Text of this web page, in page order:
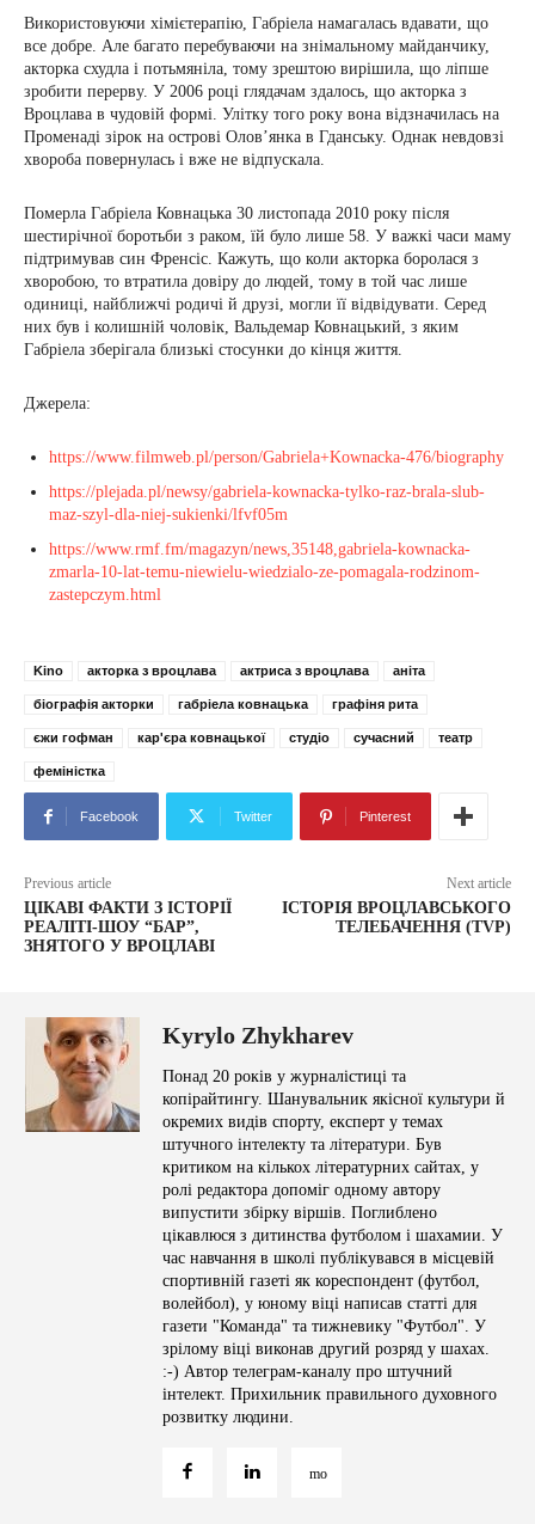
Використовуючи хімієтерапію, Габріела намагалась вдавати, що
все добре. Але багато перебуваючи на знімальному майданчику,
акторка схудла і потьмяніла, тому зрештою вирішила, що ліпше
зробити перерву. У 2006 році глядачам здалось, що акторка з
Вроцлава в чудовій формі. Улітку того року вона відзначилась на
Променаді зірок на острові Олов’янка в Гданську. Однак невдовзі
хвороба повернулась і вже не відпускала.
Померла Габріела Ковнацька 30 листопада 2010 року після
шестирічної боротьби з раком, їй було лише 58. У важкі часи маму
підтримував син Френсіс. Кажуть, що коли акторка боролася з
хворобою, то втратила довіру до людей, тому в той час лише
одиниці, найближчі родичі й друзі, могли її відвідувати. Серед
них був і колишній чоловік, Вальдемар Ковнацький, з яким
Габріела зберігала близькі стосунки до кінця життя.
Джерела:
https://www.filmweb.pl/person/Gabriela+Kownacka-476/biography
https://plejada.pl/newsy/gabriela-kownacka-tylko-raz-brala-slub-
maz-szyl-dla-niej-sukienki/lfvf05m
https://www.rmf.fm/magazyn/news,35148,gabriela-kownacka-
zmarla-10-lat-temu-niewielu-wiedzialo-ze-pomagala-rodzinom-
zastepczym.html
Kino акторка з вроцлава актриса з вроцлава аніта
біографія акторки габріела ковнацька графіня рита
єжи гофман кар'єра ковнацької студіо сучасний театр
феміністка
Facebook Twitter Pinterest
Previous article
ЦІКАВІ ФАКТИ З ІСТОРІЇ
РЕАЛІТІ-ШОУ “БАР”,
ЗНЯТОГО У ВРОЦЛАВІ
Next article
ІСТОРІЯ ВРОЦЛАВСЬКОГО
ТЕЛЕБАЧЕННЯ (TVP)
Kyrylo Zhykharev
Понад 20 років у журналістиці та
копірайтингу. Шанувальник якісної культури й
окремих видів спорту, експерт у темах
штучного інтелекту та літератури. Був
критиком на кількох літературних сайтах, у
ролі редактора допоміг одному автору
випустити збірку віршів. Поглиблено
цікавлюся з дитинства футболом і шахамии. У
час навчання в школі публікувався в місцевій
спортивній газеті як кореспондент (футбол,
волейбол), у юному віці написав статті для
газети "Команда" та тижневику "Футбол". У
зрілому віці виконав другий розряд у шахах.
:-) Автор телеграм-каналу про штучний
інтелект. Прихильник правильного духовного
розвитку людини.